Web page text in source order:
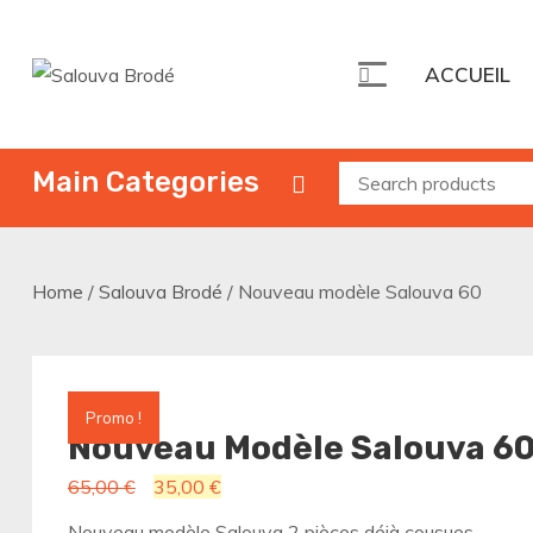
content
ACCUEIL
Main Categories
Home / Salouva Brodé / Nouveau modèle Salouva 60
Promo !
Nouveau Modèle Salouva 60
65,00€
Le
35,00 €Le